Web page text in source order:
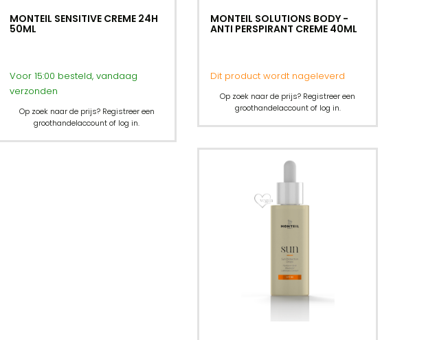
MONTEIL SENSITIVE CREME 24H
50ML
Voor 15:00 besteld, vandaag
verzonden
Op zoek naar de prijs? Registreer een
groothandelaccount of log in.
MONTEIL SOLUTIONS BODY -
ANTI PERSPIRANT CREME 40ML
Dit product wordt nageleverd
Op zoek naar de prijs? Registreer een
groothandelaccount of log in.